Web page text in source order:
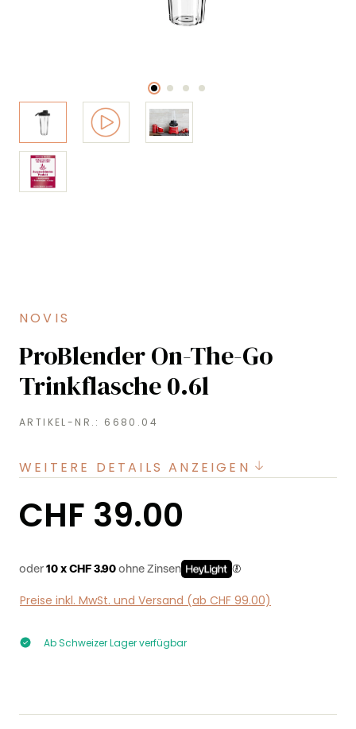
NOVIS
ProBlender On-The-Go
Trinkflasche 0.6l
ARTIKEL-NR.: 6680.04
WEITERE DETAILS ANZEIGEN
Regulärer Preis:
CHF 39.00
oder 10 x CHF 3.90 ohne Zinsen
Preise inkl. MwSt. und Versand (ab CHF 99.00)
Ab Schweizer Lager verfügbar